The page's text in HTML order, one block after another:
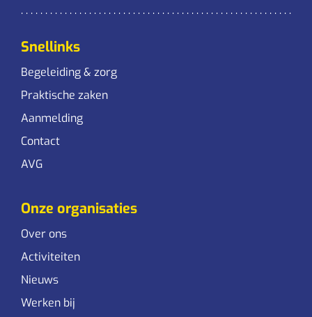
Snellinks
Begeleiding & zorg
Praktische zaken
Aanmelding
Contact
AVG
Onze organisaties
Over ons
Activiteiten
Nieuws
Werken bij